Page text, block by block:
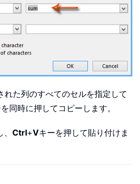
れた列のすべてのセルを指定して
同時に押してコピーします。
Ctrl+Vキーを押して貼り付けま